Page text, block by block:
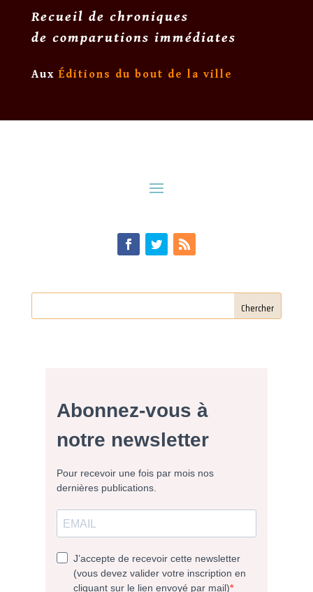
Recueil de chroniques
de comparutions immédiates
Aux Éditions du bout de la ville